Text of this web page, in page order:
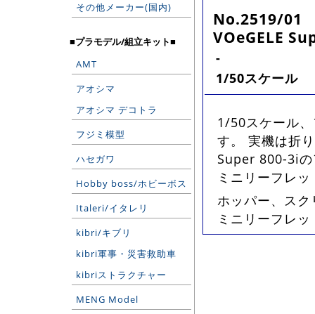
その他メーカー(国内)
■プラモデル/組立キット■
AMT
アオシマ
アオシマ デコトラ
フジミ模型
ハセガワ
Hobby boss/ホビーボス
Italeri/イタレリ
kibri/キブリ
kibri軍事・災害救助車
kibriストラクチャー
MENG Model
No.2519/01
VOeGELE
-
1/50スケール
1/50スケール
す。 実機は折
Super 800-3iの
ミニリーフレ
ホッパー、ス
ミニリーフレ